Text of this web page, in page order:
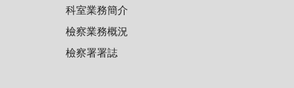
科室業務簡介
檢察業務概況
檢察署署誌